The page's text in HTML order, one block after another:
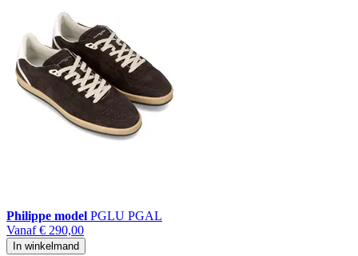
Philippe model PGLU PGAL
Vanaf € 290,00
In winkelmand